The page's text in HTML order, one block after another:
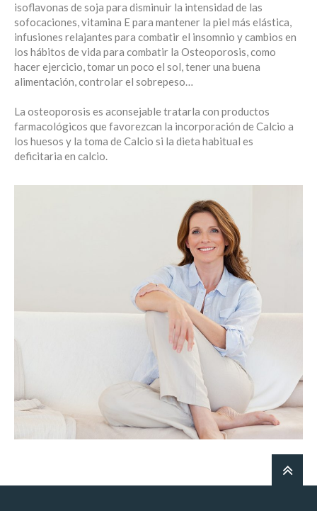
isoflavonas de soja para disminuir la intensidad de las
sofocaciones, vitamina E para mantener la piel más elástica,
infusiones relajantes para combatir el insomnio y cambios en
los hábitos de vida para combatir la Osteoporosis, como
hacer ejercicio, tomar un poco el sol, tener una buena
alimentación, controlar el sobrepeso…
La osteoporosis es aconsejable tratarla con productos
farmacológicos que favorezcan la incorporación de Calcio a
los huesos y la toma de Calcio si la dieta habitual es
deficitaria en calcio.